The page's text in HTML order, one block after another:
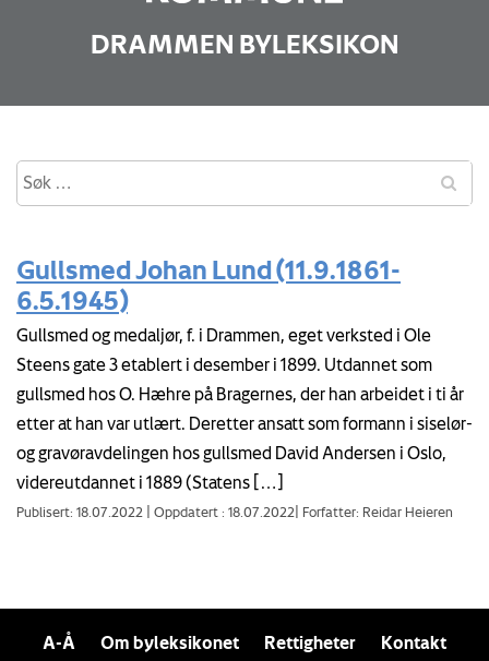
DRAMMEN BYLEKSIKON
Gullsmed Johan Lund (11.9.1861-
6.5.1945)
Gullsmed og medaljør, f. i Drammen, eget verksted i Ole
Steens gate 3 etablert i desember i 1899. Utdannet som
gullsmed hos O. Hæhre på Bragernes, der han arbeidet i ti år
etter at han var utlært. Deretter ansatt som formann i siselør-
og gravøravdelingen hos gullsmed David Andersen i Oslo,
videreutdannet i 1889 (Statens […]
Publisert: 18.07.2022 Oppdatert : 18.07.2022 Forfatter: Reidar Heieren
A-Å Om byleksikonet Rettigheter Kontakt